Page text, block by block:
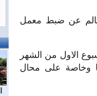
عن ضبط معمل
تموينياً خلال الاسبوع الاول من الشهر
وخاصة على محال